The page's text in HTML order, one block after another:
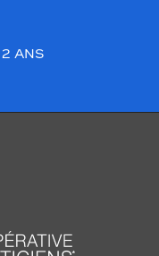
ANS